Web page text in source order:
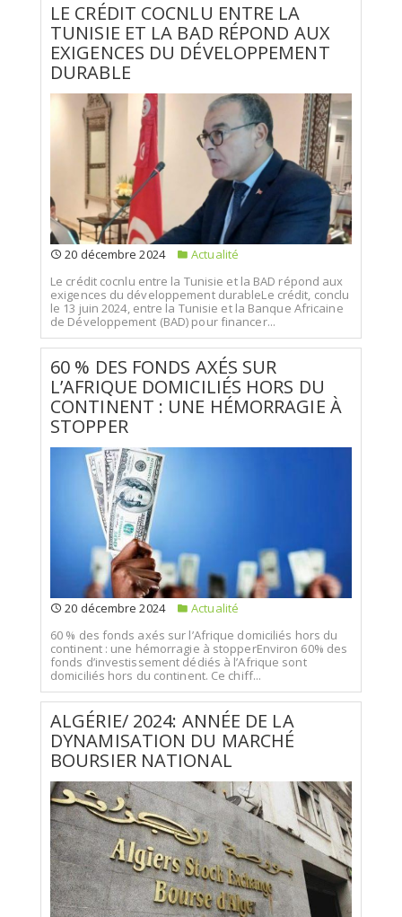
LE CRÉDIT COCNLU ENTRE LA
TUNISIE ET LA BAD RÉPOND AUX
EXIGENCES DU DÉVELOPPEMENT
DURABLE
20 décembre 2024
Actualité
Le crédit cocnlu entre la Tunisie et la BAD répond aux
exigences du développement durableLe crédit, conclu
le 13 juin 2024, entre la Tunisie et la Banque Africaine
de Développement (BAD) pour financer...
60 % DES FONDS AXÉS SUR
L’AFRIQUE DOMICILIÉS HORS DU
CONTINENT : UNE HÉMORRAGIE À
STOPPER
20 décembre 2024
Actualité
60 % des fonds axés sur l’Afrique domiciliés hors du
continent : une hémorragie à stopperEnviron 60% des
fonds d’investissement dédiés à l’Afrique sont
domiciliés hors du continent. Ce chiff...
ALGÉRIE/ 2024: ANNÉE DE LA
DYNAMISATION DU MARCHÉ
BOURSIER NATIONAL